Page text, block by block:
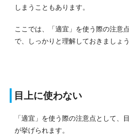
しまうこともあります。
ここでは、「適宜」を使う際の注意
で、しっかりと理解しておきましょう
目上に使わない
「適宜」を使う際の注意点として、
が挙げられます。